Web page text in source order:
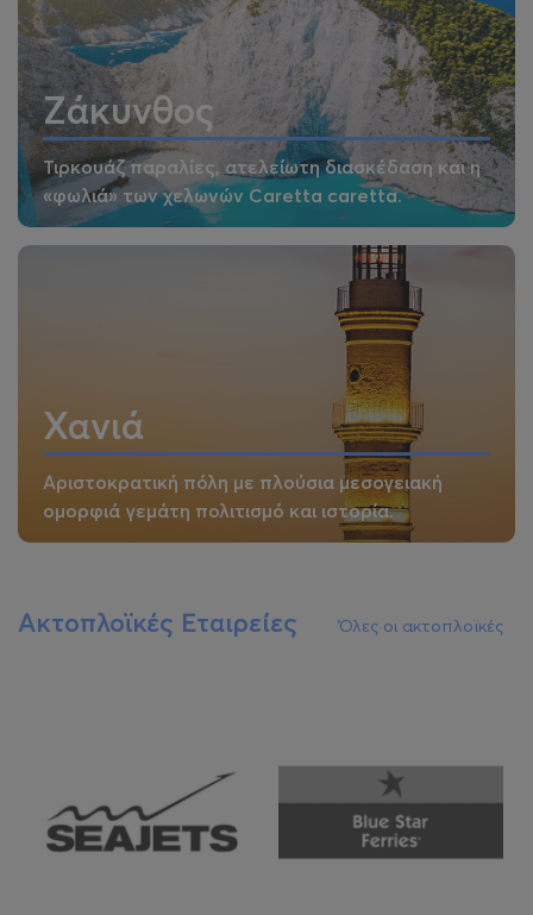
Ζάκυνθος
Τιρκουάζ παραλίες, ατελείωτη διασκέδαση και η
«φωλιά» των χελωνών Caretta caretta.
Χανιά
Αριστοκρατική πόλη με πλούσια μεσογειακή
ομορφιά γεμάτη πολιτισμό και ιστορία.
Ακτοπλοϊκές Εταιρείες Όλες οι ακτοπλοϊκές